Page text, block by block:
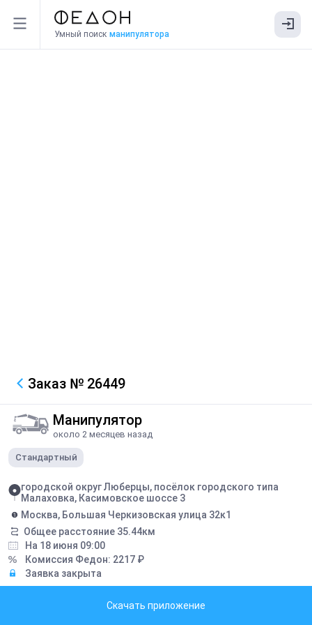
Умный поиск манипулятора
Заказ № 26449
Манипулятор
около 2 месяцев назад
Стандартный
городской округ Люберцы, посёлок городского типа
Малаховка, Касимовское шоссе 3
Москва, Большая Черкизовская улица 32к1
Общее расстояние 35.44км
На 18 июня 09:00
Комиссия Федон: 2217 ₽
Заявка закрыта
Грузоподъемность борта:8 тонн
Скачать приложение